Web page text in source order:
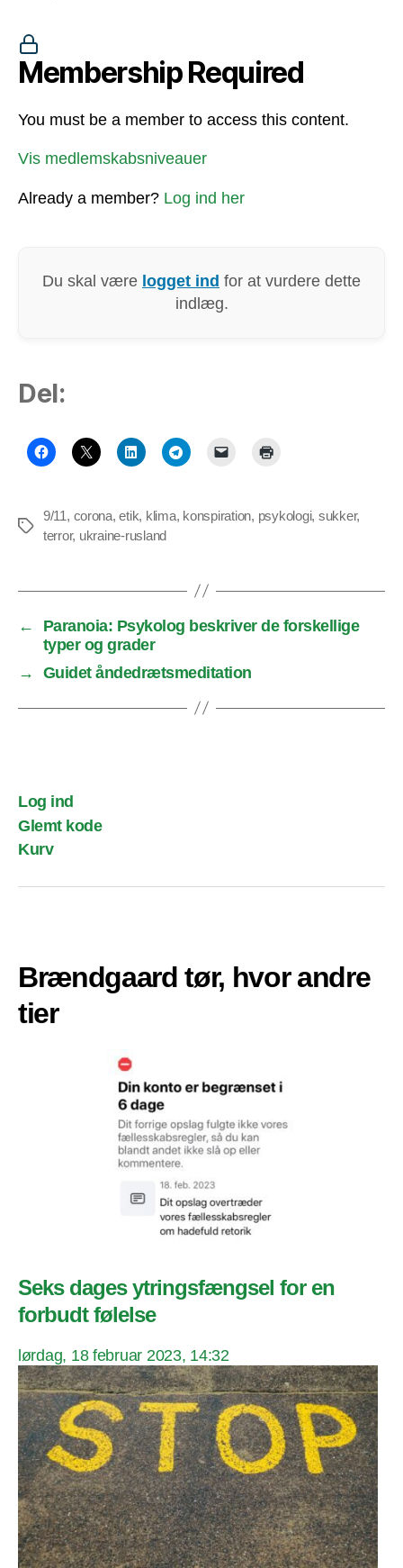
Membership Required
You must be a member to access this content.
Vis medlemskabsniveauer
Already a member? Log ind her
Du skal være logget ind for at vurdere dette
indlæg.
Del:
Tags
9/11, corona,etik, klima, konspiration, psykologi, sukker,
terror, ukraine-rusland
←
Paranoia: Psykolog beskriver de forskellige
typer og grader
→
Guidet åndedrætsmeditation
Log ind
Glemt kode
Kurv
Brændgaard tør, hvor andre
tier
Seks dages ytringsfængsel for en
forbudt følelse
lørdag, 18 februar 2023, 14:32